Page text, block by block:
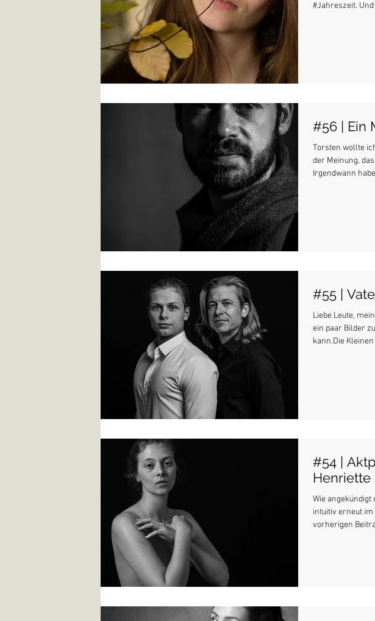
#Jahreszeit.
#56 | Ein
Torsten wollte
der Meinung,
Irgendwann
#55 |
Liebe Leute,
ein paar Bilder
kann.Die
#54 |
Henriette
Wie
intuitiv erneut im
vorherigen